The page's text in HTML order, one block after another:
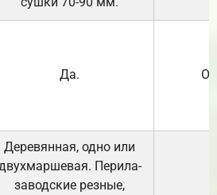
Да.
Деревянная, одно или
Перила-
заводские резные,